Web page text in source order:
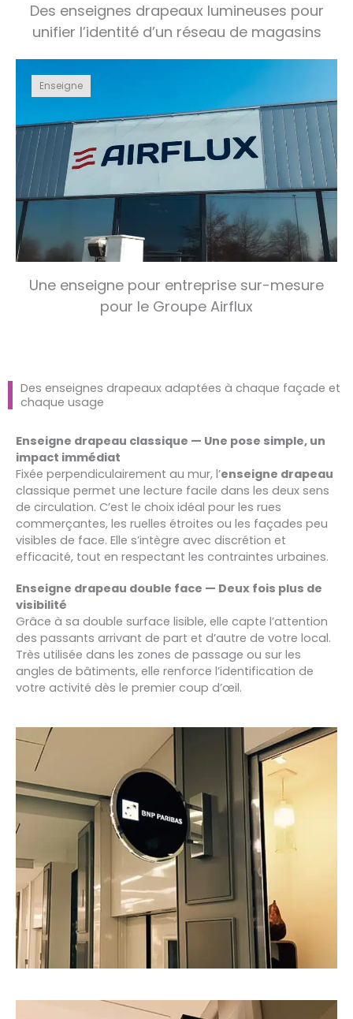
Des enseignes drapeaux lumineuses pour
unifier l’identité d’un réseau de magasins
Enseigne
Une enseigne pour entreprise sur-mesure
pour le Groupe Airflux
Des enseignes drapeaux adaptées à chaque façade et
chaque usage
Enseigne drapeau classique — Une pose simple, un
impact immédiat
Fixée perpendiculairement au mur, l’enseigne drapeau
classique permet une lecture facile dans les deux sens
de circulation. C’est le choix idéal pour les rues
commerçantes, les ruelles étroites ou les façades peu
visibles de face. Elle s’intègre avec discrétion et
efficacité, tout en respectant les contraintes urbaines.
Enseigne drapeau double face — Deux fois plus de
visibilité
Grâce à sa double surface lisible, elle capte l’attention
des passants arrivant de part et d’autre de votre local.
Très utilisée dans les zones de passage ou sur les
angles de bâtiments, elle renforce l’identification de
votre activité dès le premier coup d’œil.